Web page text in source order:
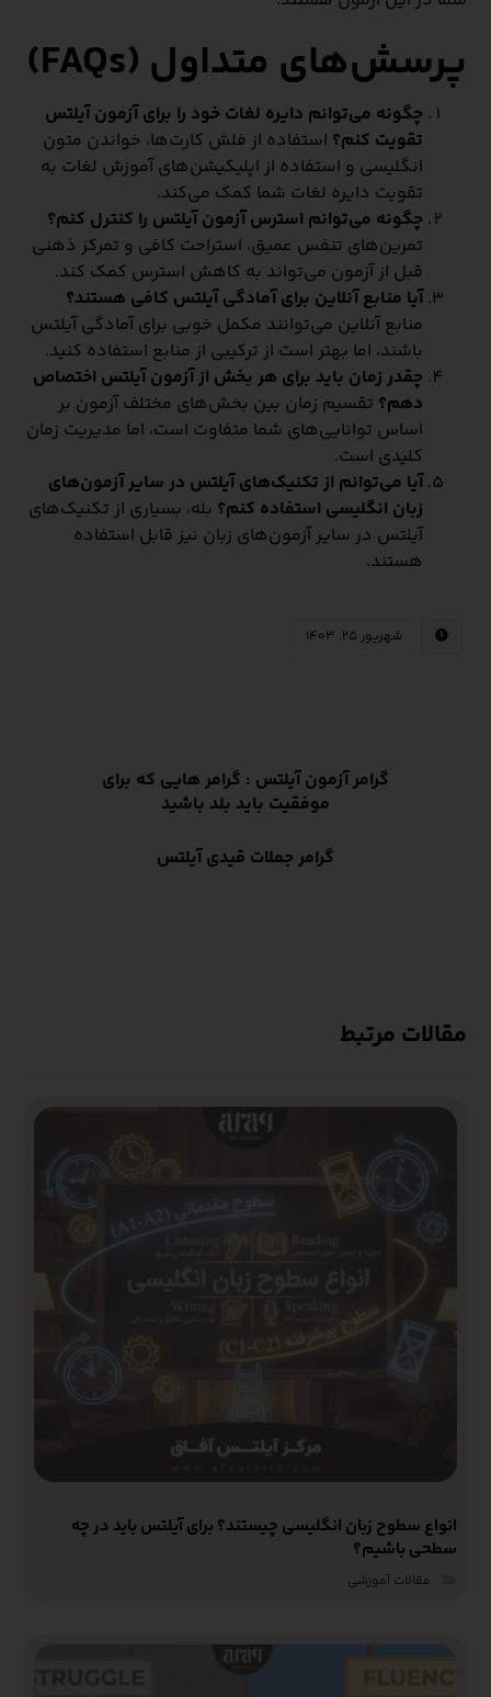
پرسش‌های متداول (FAQs)
چگونه می‌توانم دایره لغات خود را برای آزمون آیلتس
تقویت کنم؟ استفاده از فلش کارت‌ها، خواندن متون
انگلیسی و استفاده از اپلیکیشن‌های آموزش لغات به
تقویت دایره لغات شما کمک می‌کند.
چگونه می‌توانم استرس آزمون آیلتس را کنترل کنم؟
تمرین‌های تنفس عمیق، استراحت کافی و تمرکز ذهنی
قبل از آزمون می‌تواند به کاهش استرس کمک کند.
آیا منابع آنلاین برای آمادگی آیلتس کافی هستند؟
منابع آنلاین می‌توانند مکمل خوبی برای آمادگی آیلتس
باشند، اما بهتر است از ترکیبی از منابع استفاده کنید.
چقدر زمان باید برای هر بخش از آزمون آیلتس اختصاص
دهم؟ تقسیم زمان بین بخش‌های مختلف آزمون بر
اساس توانایی‌های شما متفاوت است، اما مدیریت زمان
کلیدی است.
آیا می‌توانم از تکنیک‌های آیلتس در سایر آزمون‌های
زبان انگلیسی استفاده کنم؟ بله، بسیاری از تکنیک‌های
آیلتس در سایر آزمون‌های زبان نیز قابل استفاده
هستند.
شهریور ۲۵, ۱۴۰۳
گرامر آزمون آیلتس : گرامر هایی که برای
موفقیت باید بلد باشید
گرامر جملات قیدی آیلتس
مقالات مرتبط
انواع سطوح زبان انگلیسی چیستند؟ برای آیلتس باید در چه
سطحی باشیم؟
مقالات آموزشی‌